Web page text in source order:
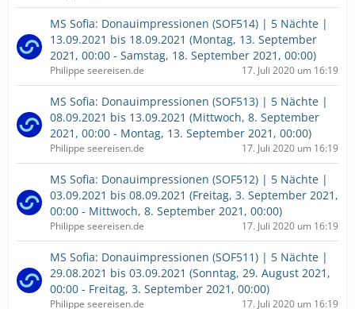
MS Sofia: Donauimpressionen (SOF514) | 5 Nächte |
13.09.2021 bis 18.09.2021 (Montag, 13. September
2021, 00:00 - Samstag, 18. September 2021, 00:00)
Philippe seereisen.de 17. Juli 2020 um 16:19
MS Sofia: Donauimpressionen (SOF513) | 5 Nächte |
08.09.2021 bis 13.09.2021 (Mittwoch, 8. September
2021, 00:00 - Montag, 13. September 2021, 00:00)
Philippe seereisen.de 17. Juli 2020 um 16:19
MS Sofia: Donauimpressionen (SOF512) | 5 Nächte |
03.09.2021 bis 08.09.2021 (Freitag, 3. September 2021,
00:00 - Mittwoch, 8. September 2021, 00:00)
Philippe seereisen.de 17. Juli 2020 um 16:19
MS Sofia: Donauimpressionen (SOF511) | 5 Nächte |
29.08.2021 bis 03.09.2021 (Sonntag, 29. August 2021,
00:00 - Freitag, 3. September 2021, 00:00)
Philippe seereisen.de 17. Juli 2020 um 16:19